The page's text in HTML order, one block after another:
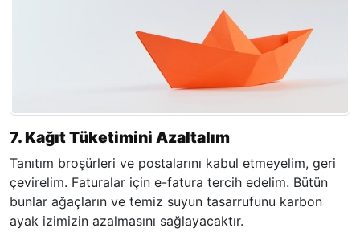
7. Kağıt Tüketimini Azaltalım
Tanıtım broşürleri ve postalarını kabul etmeyelim, geri
çevirelim. Faturalar için e-fatura tercih edelim. Bütün
bunlar ağaçların ve temiz suyun tasarrufunu karbon
ayak izimizin azalmasını sağlayacaktır.